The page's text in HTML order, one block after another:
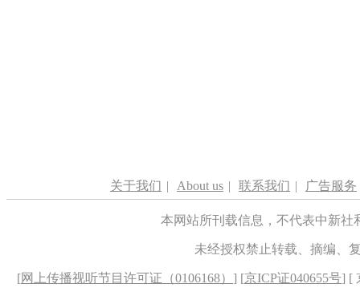
关于我们 | About us | 联系我们 | 广告服务
本网站所刊载信息，不代表中新
未经授权禁止转载、摘编、
[网上传播视听节目许可证（0106168） ] [京ICP证040655号] [